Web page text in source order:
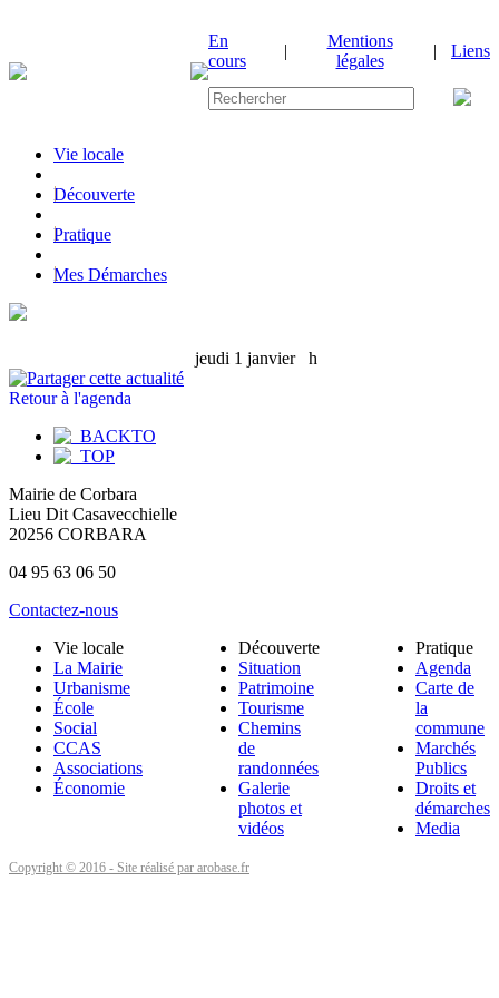
En
cours
|
Mentions
légales
| Liens
Vie locale
|Découverte
|Pratique
|Mes Démarches
jeudi 1 janvierh
Retour à l'agenda
Mairie de Corbara
Lieu Dit Casavecchielle
20256 CORBARA
04 95 63 06 50
Contactez-nous
Vie locale
La Mairie
Urbanisme
École
Social
CCAS
Associations
Économie
Découverte
Situation
Patrimoine
Tourisme
Chemins
de
randonnées
Galerie
photos et
vidéos
Pratique
Agenda
Carte de
la
commune
Marchés
Publics
Droits et
démarches
Media
Copyright © 2016 - Site réalisé par arobase.fr